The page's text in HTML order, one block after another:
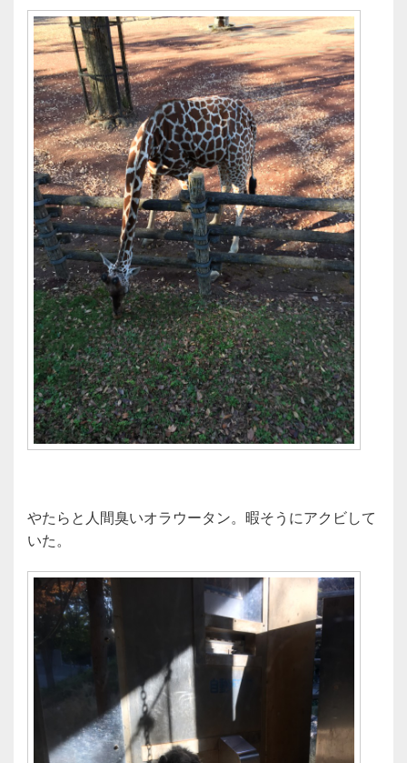
やたらと人間臭いオラウータン。暇そうにアクビして
いた。